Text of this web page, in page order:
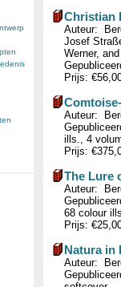
Christian
Auteur:
Josef
Werner,
Prijs:
Auteur:
ills., 4
Prijs:
The Lure
Auteur:
68 colour
Prijs:
Natura in
Auteur: